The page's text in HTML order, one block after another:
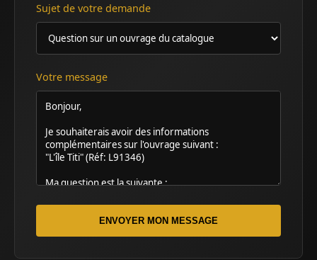
Sujet de votre demande
Votre message
ENVOYER MON MESSAGE